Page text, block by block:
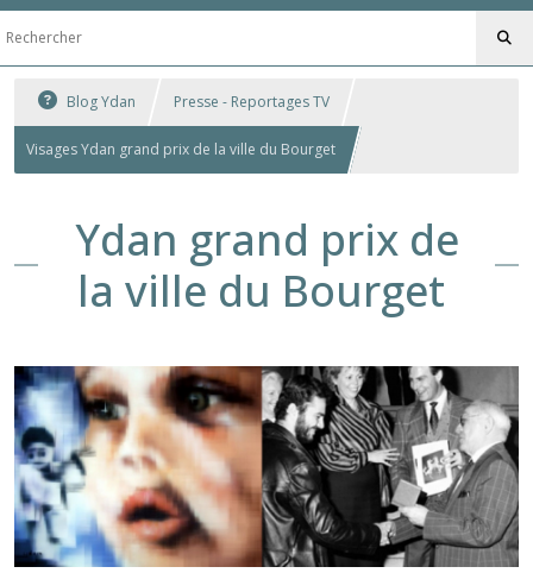
Blog Ydan Presse - Reportages TV
Visages Ydan grand prix de la ville du Bourget
Ydan grand prix de
la ville du Bourget